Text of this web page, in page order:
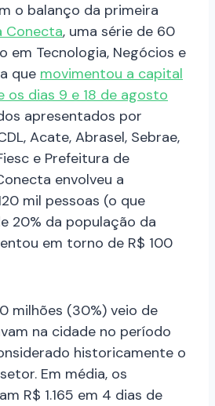
o balanço da primeira
Conecta, uma série de 60
em Tecnologia, Negócios e
que movimentou a capital
os dias 9 e 18 de agosto
apresentados por
Acate, Abrasel, Sebrae,
e Prefeitura de
envolveu a
mil pessoas (o que
20% da população da
em torno de R$ 100
milhões (30%) veio de
na cidade no período
historicamente o
Em média, os
R$ 1.165 em 4 dias de